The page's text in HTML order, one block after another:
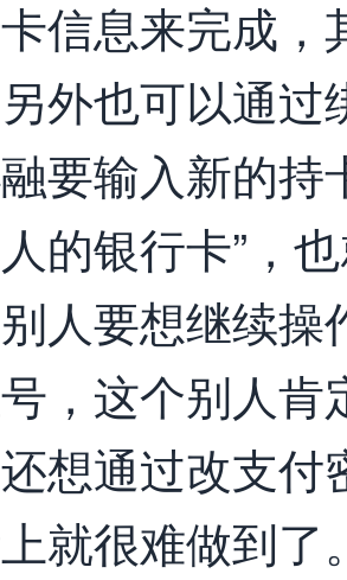
信息来完成
外也可以通
要输入新的持
的银行卡”，
人要想继续
，这个别人
想通过改支
就很难做到了